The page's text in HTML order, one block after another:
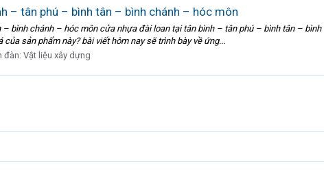
– tân phú – bình tân – bình chánh – hóc môn
bình chánh – hóc môn cửa nhựa đài loan tại tân bình – tân phú – bình tân –
sản phẩm này? bài viết hôm nay sẽ trình bày về ứng...
đàn:Vật liệu xây dựng